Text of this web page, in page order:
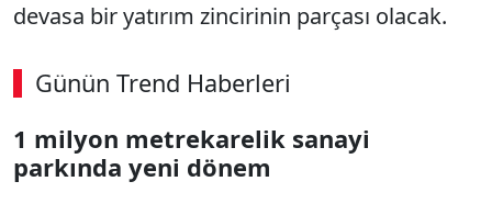
devasa bir yatırım zincirinin parçası olacak.
Günün Trend Haberleri
00:03 / 08:06
1 milyon metrekarelik sanayi
parkında yeni dönem